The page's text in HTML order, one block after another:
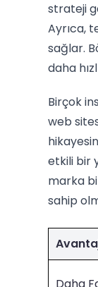
strateji
Ayrıca,
sağlar.
daha
Birçok
web
etkili bir
marka
sahip